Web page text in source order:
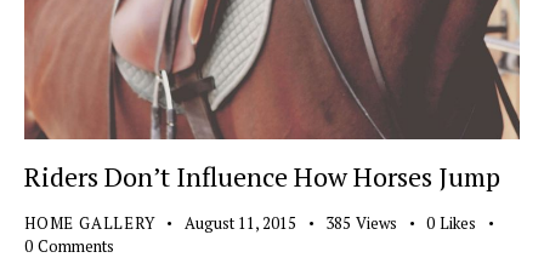
Riders Don’t Influence How Horses Jump
HOME GALLERY August 11, 2015 385 Views 0 Likes
0 Comments